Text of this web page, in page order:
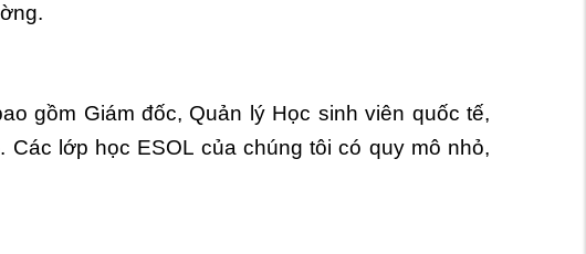
gồm Giám đốc, Quản lý Học sinh viên quốc tế,
lớp học ESOL của chúng tôi có quy mô nhỏ,